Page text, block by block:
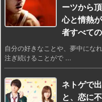
ーツから
心と情熱
者すべて
自分の好きなことや、夢中にな
注ぎ続けることがで ...
ネトゲで
と、恋に